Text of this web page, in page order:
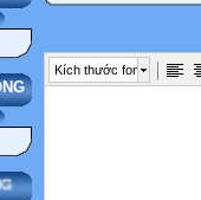
Kích thước font